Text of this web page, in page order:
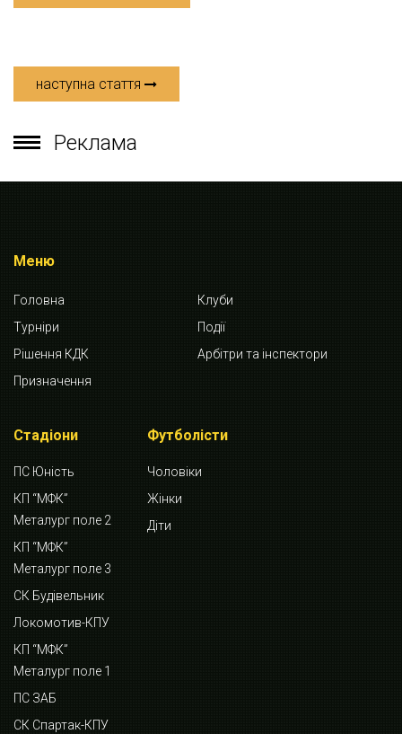
наступна стаття
Реклама
Меню
Головна
Клуби
Турніри
Події
Рішення КДК
Арбітри та інспектори
Призначення
Стадіони
ПС Юність
КП “МФК”
Металург поле 2
КП “МФК”
Металург поле 3
СК Будівельник
Локомотив-КПУ
КП “МФК”
Металург поле 1
ПС ЗАБ
СК Спартак-КПУ
Футболісти
Чоловіки
Жінки
Діти